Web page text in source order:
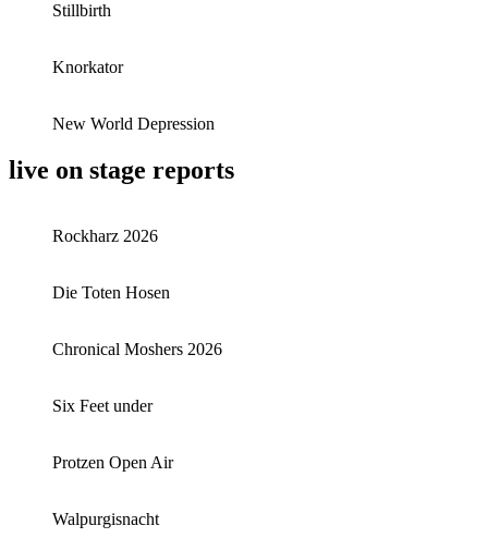
Stillbirth
Knorkator
New World Depression
live on stage reports
Rockharz 2026
Die Toten Hosen
Chronical Moshers 2026
Six Feet under
Protzen Open Air
Walpurgisnacht